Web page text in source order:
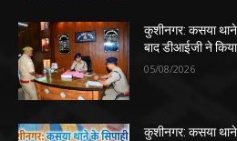
कुशीनगर: कसया थाने
बाद डीआईजी ने
05/08/2026
कुशीनगर: कसया